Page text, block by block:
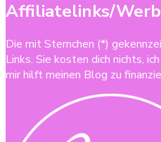
Affiliatelinks/
Die mit Sternchen (*)
Links. Sie kosten dich nichts,
mir hilft meinen Blog zu